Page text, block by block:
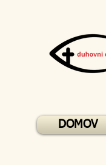
DOMOV